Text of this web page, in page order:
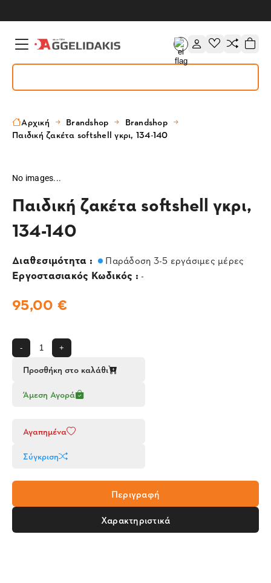
Αρχική Brandshop
Brandshop
Παιδική ζακέτα softshell γκρι, 134-140
No images...
Παιδική ζακέτα softshell γκρι,
134-140
Διαθεσιμότητα : Παράδοση 3-5 εργάσιμες μέρες
Εργοστασιακός Κωδικός : -
95,00 €
- +
Προσθήκη στο καλάθι
Άμεση Αγορά
Αγαπημένα
Σύγκριση
Περιγραφή
Χαρακτηριστικά